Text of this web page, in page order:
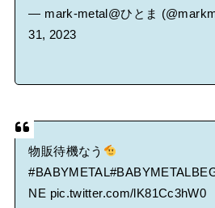
— mark-metal@ひとま
31, 2023
物販待機なう
#BABYMETAL
NE pic.twitter.com/lK81Cc3hW0